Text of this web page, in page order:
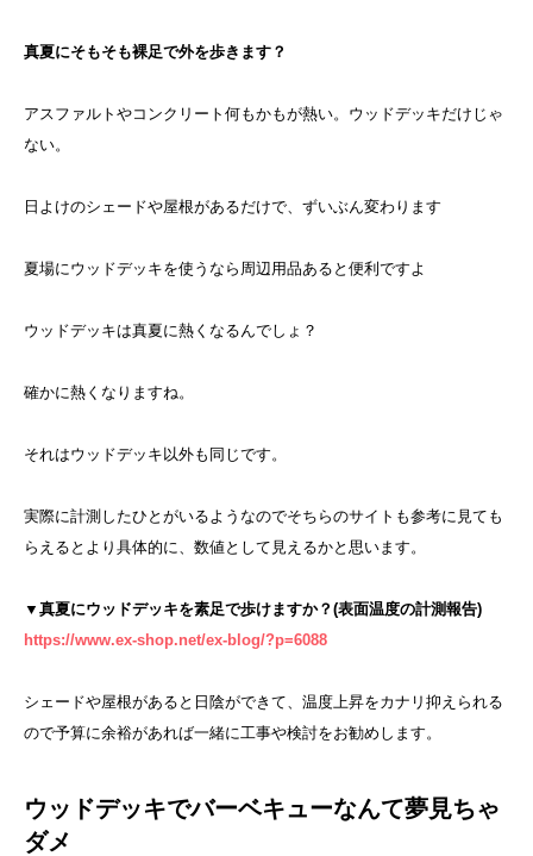
真夏にそもそも裸足で外を歩きます？
アスファルトやコンクリート何もかもが熱い。ウッドデッキだけじゃ
ない。
日よけのシェードや屋根があるだけで、ずいぶん変わります
夏場にウッドデッキを使うなら周辺用品あると便利ですよ
ウッドデッキは真夏に熱くなるんでしょ？
確かに熱くなりますね。
それはウッドデッキ以外も同じです。
実際に計測したひとがいるようなのでそちらのサイトも参考に見ても
らえるとより具体的に、数値として見えるかと思います。
▼真夏にウッドデッキを素足で歩けますか？(表面温度の計測報告)
https://www.ex-shop.net/ex-blog/?p=6088
シェードや屋根があると日陰ができて、温度上昇をカナリ抑えられる
ので予算に余裕があれば一緒に工事や検討をお勧めします。
ウッドデッキでバーベキューなんて夢見ちゃ
ダメ